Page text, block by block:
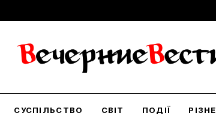
СУСПІЛЬСТВО СВІТ ПОДІЇ РІЗНЕ